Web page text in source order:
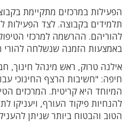
תלמידים בקבוצה. לצד הפעילות
להוריהם. ההרשמה למרכזי
באמצעות הזמנה שנשלחה להורי
אילנה טרוק, ראש מינהל חינוך,
חיפה: "חשיבות הרצף החינוכי
המיוחד היא קריטית. המרכזים
להנחיות פיקוד העורף, ויעניקו
הטוב והבטוח ביותר שניתן